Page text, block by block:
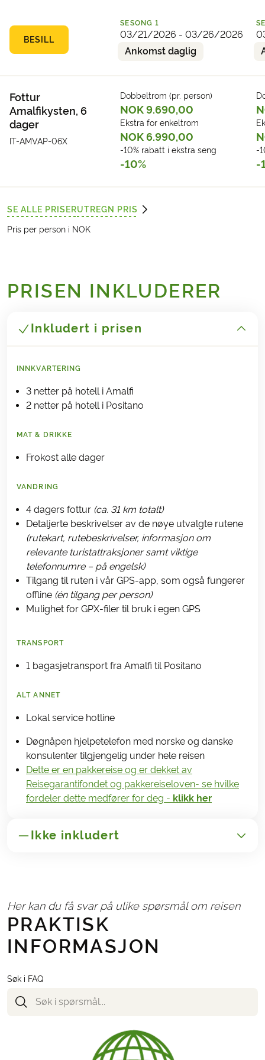
Palme***
BESILL
Fottur
Amalfikysten, 6
dager
IT-AMVAP-06X
SESONG 1
03/21/2026 - 03/26/2026
Ankomst daglig
Dobbeltrom (pr. person)
NOK 9.690,00
Ekstra for enkeltrom
NOK 6.990,00
-10% rabatt i ekstra seng
-10%
-
-
SE ALLE PRISERUTREGN PRIS
Pris per person i NOK
PRISEN INKLUDERER
Inkludert i prisen
INNKVARTERING
3 netter på hotell i Amalfi
2 netter på hotell i Positano
MAT & DRIKKE
Frokost alle dager
VANDRING
4 dagers fottur (ca. 31 km totalt)
Detaljerte beskrivelser av de nøye utvalgte rutene
(rutekart, rutebeskrivelser, informasjon om
relevante turistattraksjoner samt viktige
telefonnumre – på engelsk)
Tilgang til ruten i vår GPS-app, som også fungerer
offline (én tilgang per person)
Mulighet for GPX-filer til bruk i egen GPS
TRANSPORT
1 bagasjetransport fra Amalfi til Positano
ALT ANNET
Lokal service hotline
Døgnåpen hjelpetelefon med norske og danske
konsulenter tilgjengelig under hele reisen
Dette er en pakkereise og er dekket av
Reisegarantifondet og pakkereiseloven- se hvilke
fordeler dette medfører for deg - klikk her
Ikke inkludert
Administrasjonsgebyr kr. 165,-
Avbestillingsforsikring og reiseforsikringer
Eventuelle turistskatter på hotellene
PRAKTISK
INFORMASJON
Her kan du få svar på ulike spørsmål om reisen
Søk i FAQ